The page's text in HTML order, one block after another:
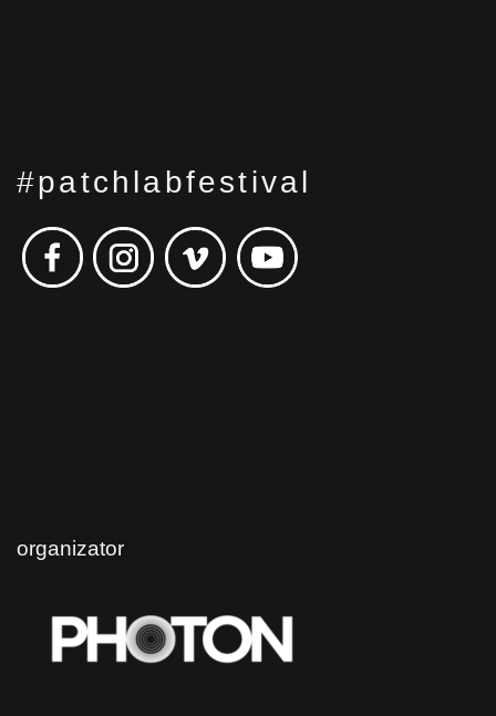
#patchlabfestival
organizator